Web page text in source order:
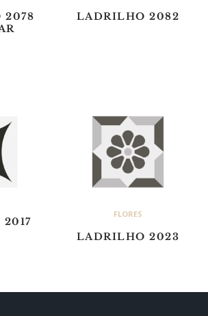
2078
LADRILHO 2082
FLORES
LADRILHO 2023